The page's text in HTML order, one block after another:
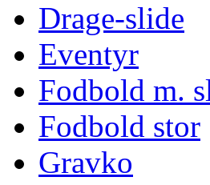
Drage-slide
Eventyr
Fodbold m.
Fodbold stor
Gravko